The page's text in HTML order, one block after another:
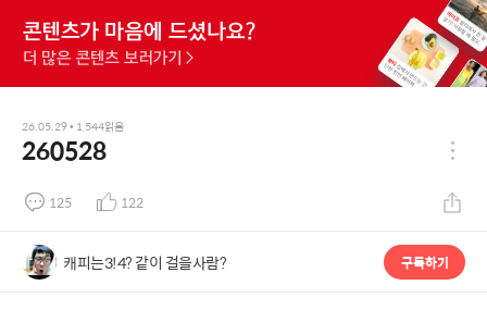
26.05.29• 1,544읽음
260528
125 122
캐피는3!4? 같이 걸을사람? 구독하기